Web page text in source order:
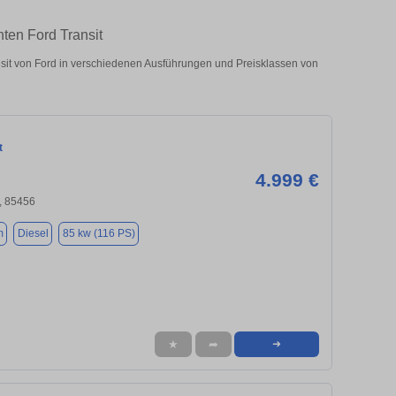
Ford Transit
von Ford in verschiedenen Ausführungen und Preisklassen von
4.999 €
85456
Diesel 85 kw (116 PS)
★ ➦ ➜